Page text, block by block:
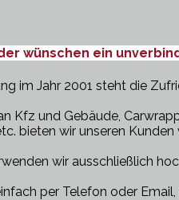
wünschen ein
im Jahr 2001 steht die
Kfz und Gebäude,
bieten wir unseren
wir ausschließlich
per Telefon oder